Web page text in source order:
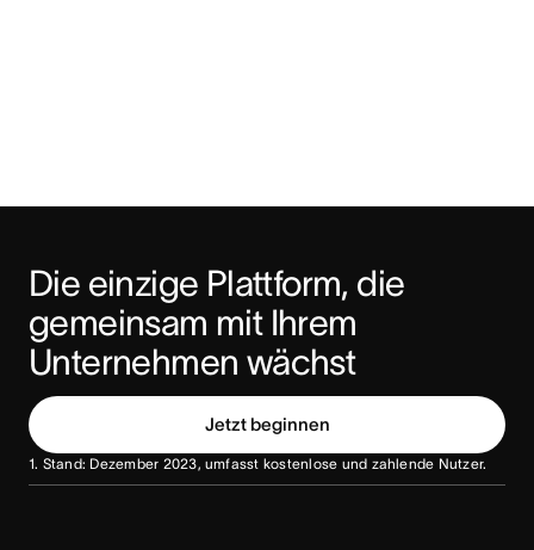
Die einzige Plattform, die
gemeinsam mit Ihrem
Unternehmen wächst
Jetzt beginnen
1. Stand: Dezember 2023, umfasst kostenlose und zahlende Nutzer.